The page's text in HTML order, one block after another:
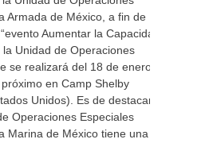
Armada de México, a fin de
Aumentar la Capacidad
Unidad de Operaciones
se realizará del 18 de enero
en Camp Shelby
Unidos). Es de destacar
Operaciones Especiales
Marina de México tiene una